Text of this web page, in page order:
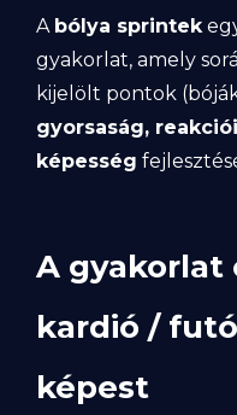
A bólya sprintek
gyakorlat, amely
kijelölt pontok
gyorsaság,
képesség
A gyakorlat
kardió /
képest